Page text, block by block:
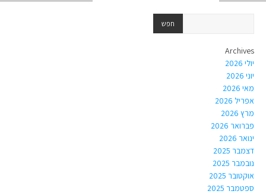
Archives
יולי 2026
יוני 2026
מאי 2026
אפריל 2026
מרץ 2026
פברואר 2026
ינואר 2026
דצמבר 2025
נובמבר 2025
אוקטובר 2025
ספטמבר 2025